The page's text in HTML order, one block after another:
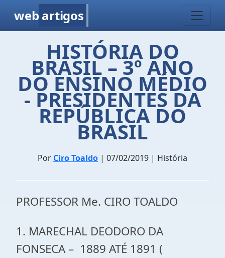
web artigos
HISTÓRIA DO
BRASIL – 3º ANO
DO ENSINO MÉDIO
- PRESIDENTES DA
REPÚBLICA DO
BRASIL
Por Ciro Toaldo | 07/02/2019 | História
PROFESSOR Me. CIRO TOALDO
1. MARECHAL DEODORO DA
FONSECA – 1889 ATÉ 1891 (